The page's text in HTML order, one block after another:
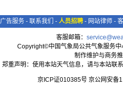
广告服务 - 联系我们 - 人员招聘 - 网站律师 -
客服邮箱：
Copyright©中国气象局公共气象服务
制作维护与商务
郑重声明：使用本站天气信息，请与本站联
京ICP证010385号 京公网安备